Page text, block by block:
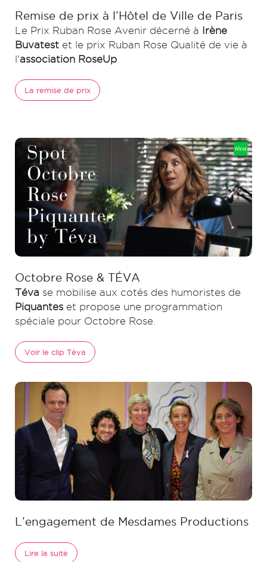
Remise de prix à l’Hôtel de Ville de Paris
Le Prix Ruban Rose Avenir décerné à Irène
Buvatest et le prix Ruban Rose Qualité de vie à
l'association RoseUp
La remise de prix
Octobre Rose & TÉVA
Téva se mobilise aux cotés des humoristes de
Piquantes et propose une programmation
spéciale pour Octobre Rose.
Voir le clip Téva
L’engagement de Mesdames Productions
Lire la suite